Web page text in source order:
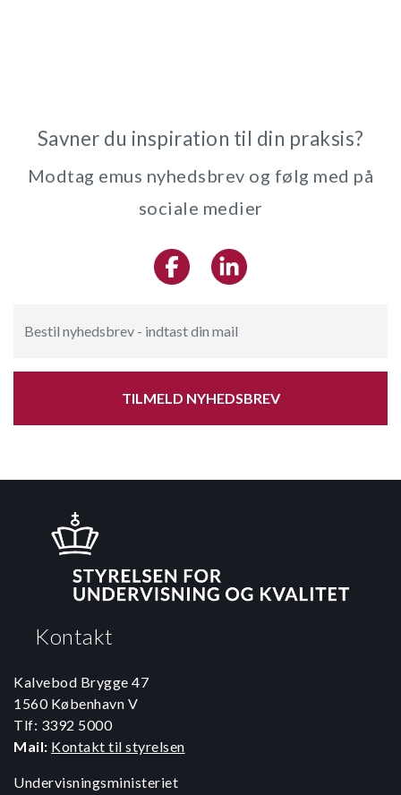
Savner du inspiration til din praksis?
Modtag emus nyhedsbrev og følg med på
sociale medier
TILMELD NYHEDSBREV
Kontakt
Kalvebod Brygge 47
1560 København V
Tlf: 3392 5000
Mail: Kontakt til styrelsen
Undervisningsministeriet